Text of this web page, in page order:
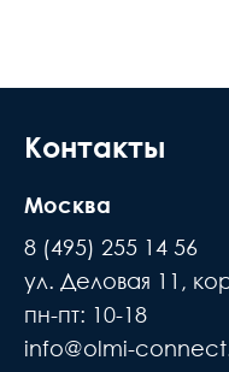
Контакты
Москва
8 (495) 255 14 56
ул. Деловая 11,
пн-пт: 10-18
info@olmi-